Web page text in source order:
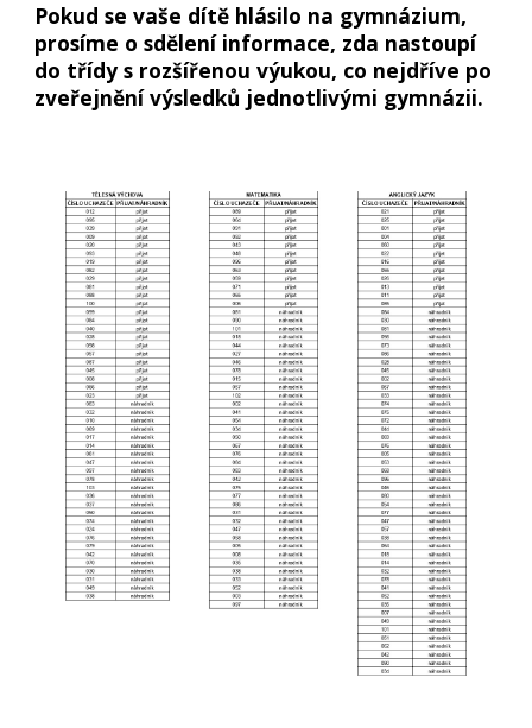
Pokud se vaše dítě hlásilo na gymnázium,
prosíme o sdělení informace, zda nastoupí
do třídy s rozšířenou výukou, co nejdříve po
zveřejnění výsledků jednotlivými gymnázii.